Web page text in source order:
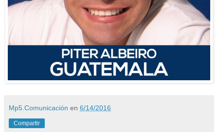
Mp5.Comunicación en 6/14/2016
Compartir